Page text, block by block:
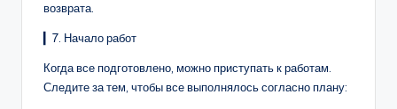
возврата.
▎7. Начало работ
Когда все подготовлено, можно приступать к работам.
Следите за тем, чтобы все выполнялось согласно плану: